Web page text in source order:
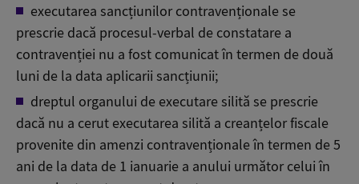
executarea sancțiunilor contravenționale se
prescrie dacă procesul-verbal de constatare a
contravenției nu a fost comunicat în termen de două
luni de la data aplicarii sancțiunii;
dreptul organului de executare silită se prescrie
dacă nu a cerut executarea silită a creanțelor fiscale
provenite din amenzi contravenționale în termen de 5
ani de la data de 1 ianuarie a anului următor celui în